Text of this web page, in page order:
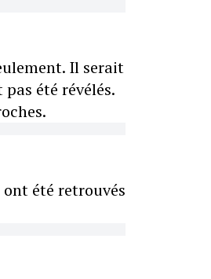
Il serait
été révélés.
été retrouvés